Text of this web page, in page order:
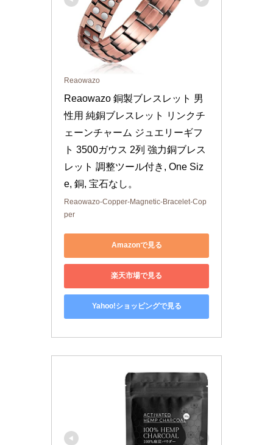
Reaowazo
Reaowazo 銅製ブレスレット 男
性用 純銅ブレスレット リンクチ
ェーンチャーム ジュエリーギフ
ト 3500ガウス 2列 強力銅ブレス
レット 調整ツール付き, One Siz
e, 銅, 宝石なし。
Reaowazo-Copper-Magnetic-Bracelet-Cop
per
Amazonで見る
楽天市場で見る
Yahoo!ショッピングで見る